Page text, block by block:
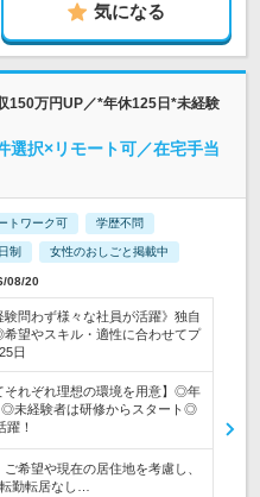
気になる
150万円UP／*年休125日*未経験
選択×リモート可／在宅手当
トワーク可 学歴不問
制 女性のおしごと掲載中
08/20
験問わず様々な社員が活躍》独自
望やスキル・適性に合わせてプ
日
それぞれ理想の環境を用意】◎年
◎未経験者は研修からスタート◎
！
希望や現在の居住地を考慮し、
勤転居なし…